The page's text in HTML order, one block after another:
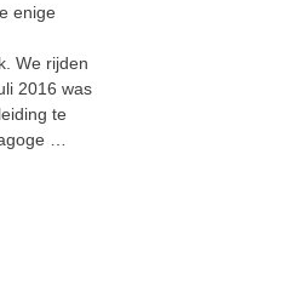
enige
We rijden
2016 was
te
…